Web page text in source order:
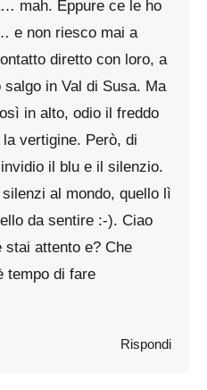
mah. Eppure ce le ho
e non riesco mai a
diretto con loro, a
salgo in Val di Susa. Ma
in alto, odio il freddo
vertigine. Però, di
il blu e il silenzio.
al mondo, quello lì
da sentire :-). Ciao
attento e? Che
tempo di fare
Rispondi